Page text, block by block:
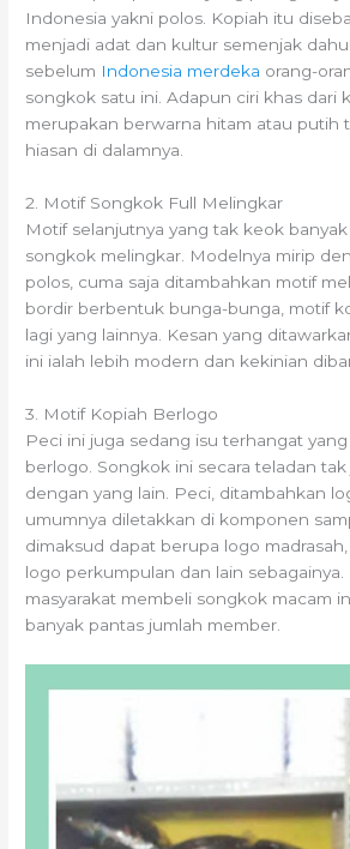
Indonesia yakni polos. Kopiah itu
menjadi adat dan kultur semenjak
sebelum Indonesia merdeka orang-
songkok satu ini. Adapun ciri khas dari
merupakan berwarna hitam atau putih
hiasan di dalamnya.
2. Motif Songkok Full Melingkar
Motif selanjutnya yang tak keok
songkok melingkar. Modelnya mirip
polos, cuma saja ditambahkan motif
bordir berbentuk bunga-bunga, motif
lagi yang lainnya. Kesan yang
ini ialah lebih modern dan kekinian
3. Motif Kopiah Berlogo
Peci ini juga sedang isu terhangat
berlogo. Songkok ini secara teladan
dengan yang lain. Peci, ditambahkan
umumnya diletakkan di komponen
dimaksud dapat berupa logo madrasah,
logo perkumpulan dan lain sebagainya.
masyarakat membeli songkok macam
banyak pantas jumlah member.